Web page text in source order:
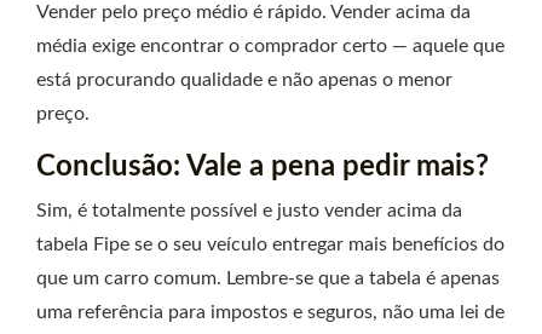
Vender pelo preço médio é rápido. Vender acima da
média exige encontrar o comprador certo — aquele que
está procurando qualidade e não apenas o menor
preço.
Conclusão: Vale a pena pedir mais?
Sim, é totalmente possível e justo vender acima da
tabela Fipe se o seu veículo entregar mais benefícios do
que um carro comum. Lembre-se que a tabela é apenas
uma referência para impostos e seguros, não uma lei de